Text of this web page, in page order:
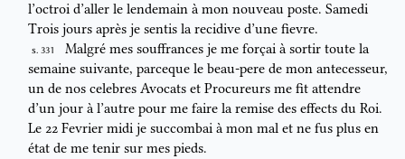
l’octroi d’aller le lendemain à mon nouveau poste. Samedi
Trois jours après je sentis la recidive d’une fievre.
S. 331
Malgré mes souffrances je me forçai à sortir toute la
semaine suivante, parceque le beau-pere de mon antecesseur,
un de nos celebres Avocats et Procureurs me fit attendre
d’un jour à l’autre pour me faire la remise des effects du Roi.
Le 22 Fevrier midi je succombai à mon mal et ne fus plus en
état de me tenir sur mes pieds.